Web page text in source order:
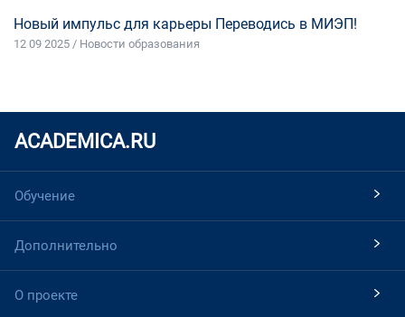
Новый импульс для карьеры Переводись в МИЭП!
12 09 2025 / Новости образования
ACADEMICA.RU
Обучение
Дополнительно
О проекте